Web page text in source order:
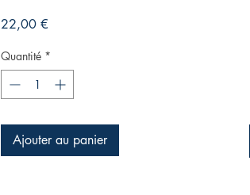
22,00 €
Quantité *
Ajouter au panier